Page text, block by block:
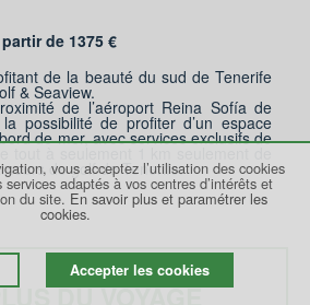
de 1375 €
de la beauté du sud de Tenerife
& Seaview.
de l’aéroport Reina Sofía de
possibilité de profiter d’un espace
de mer, avec services exclusifs de
de golf de Tenerife.
DU VOYAGE
vous acceptez l’utilisation des cookies
adaptés à vos centres d’intérêts et
du site. En savoir plus et paramétrer les
cookies.
Accepter les cookies